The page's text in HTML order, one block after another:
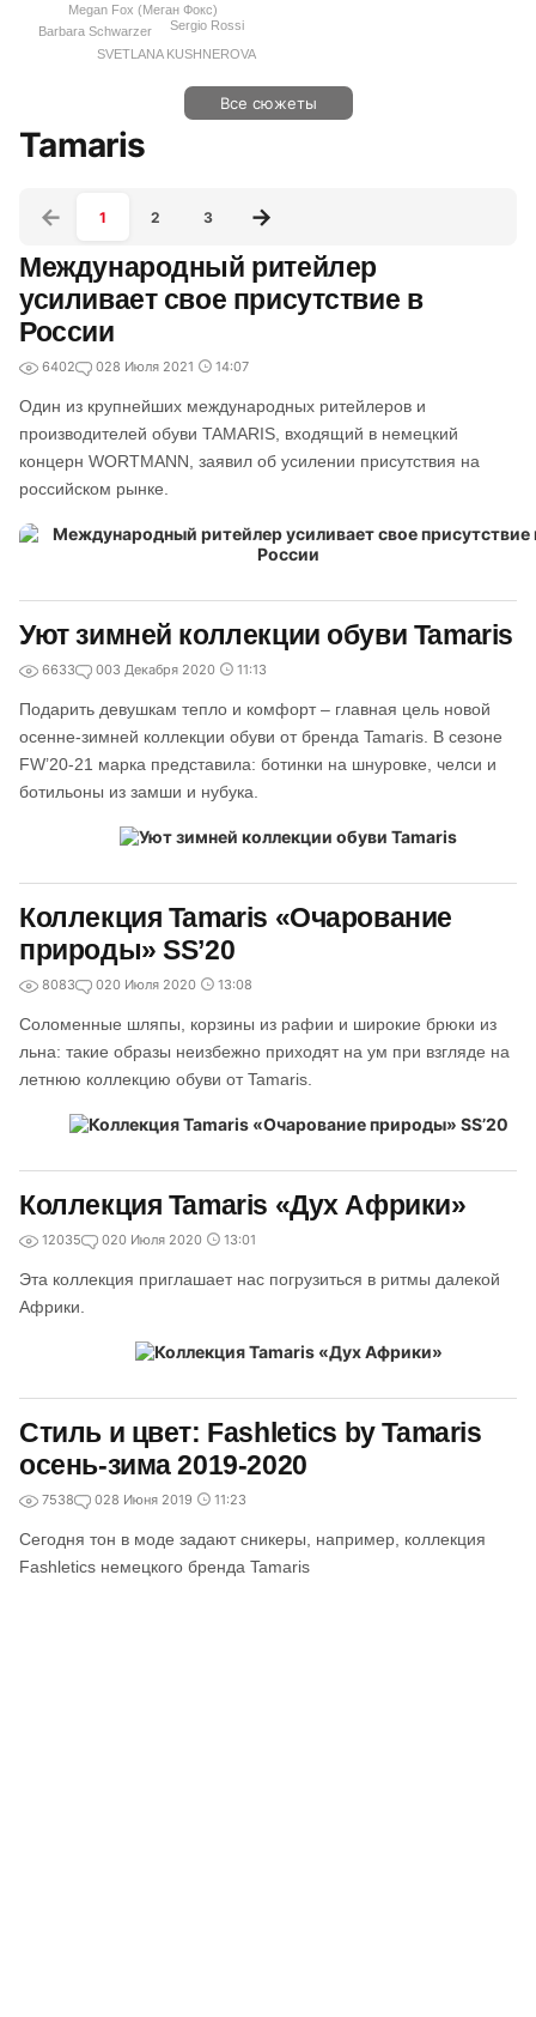
Megan Fox (Меган Фокс)
Sergio Rossi
SVETLANA KUSHNEROVA
Barbara Schwarzer
Все сюжеты
Tamaris
1 2 3
Международный ритейлер
усиливает свое присутствие в
России
6402 028 Июля 2021 14:07
Один из крупнейших международных ритейлеров и
производителей обуви TAMARIS, входящий в немецкий
концерн WORTMANN, заявил об усилении присутствия на
российском рынке.
Уют зимней коллекции обуви Tamaris
6633 003 Декабря 2020 11:13
Подарить девушкам тепло и комфорт – главная цель новой
осенне-зимней коллекции обуви от бренда Tamaris. В сезоне
FW’20-21 марка представила: ботинки на шнуровке, челси и
ботильоны из замши и нубука.
Коллекция Tamaris «Очарование
природы» SS’20
8083 020 Июля 2020 13:08
Соломенные шляпы, корзины из рафии и широкие брюки из
льна: такие образы неизбежно приходят на ум при взгляде на
летнюю коллекцию обуви от Tamaris.
Коллекция Tamaris «Дух Африки»
12035 020 Июля 2020 13:01
Эта коллекция приглашает нас погрузиться в ритмы далекой
Африки.
Стиль и цвет: Fashletics by Tamaris
осень-зима 2019-2020
7538 028 Июня 2019 11:23
Сегодня тон в моде задают сникеры, например, коллекция
Fashletics немецкого бренда Tamaris